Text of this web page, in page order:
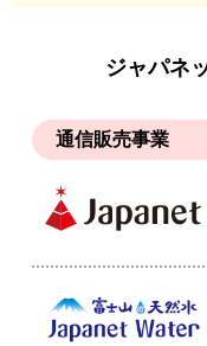
ジャパネ
通信販売事業